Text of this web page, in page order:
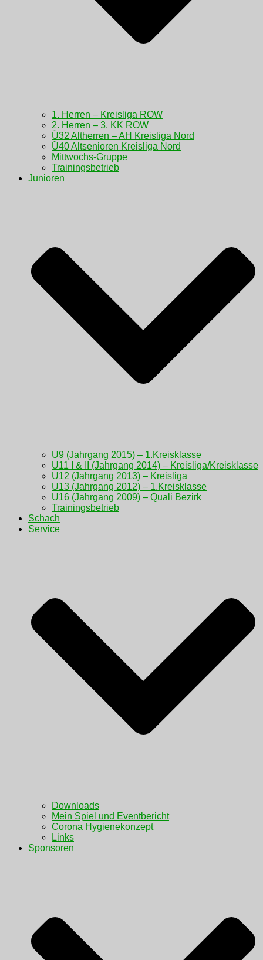
1. Herren – Kreisliga ROW
2. Herren – 3. KK ROW
Ü32 Altherren – AH Kreisliga Nord
Ü40 Altsenioren Kreisliga Nord
Mittwochs-Gruppe
Trainingsbetrieb
Junioren
U9 (Jahrgang 2015) – 1.Kreisklasse
U11 I & II (Jahrgang 2014) – Kreisliga/Kreisklasse
U12 (Jahrgang 2013) – Kreisliga
U13 (Jahrgang 2012) – 1.Kreisklasse
U16 (Jahrgang 2009) – Quali Bezirk
Trainingsbetrieb
Schach
Service
Downloads
Mein Spiel und Eventbericht
Corona Hygienekonzept
Links
Sponsoren